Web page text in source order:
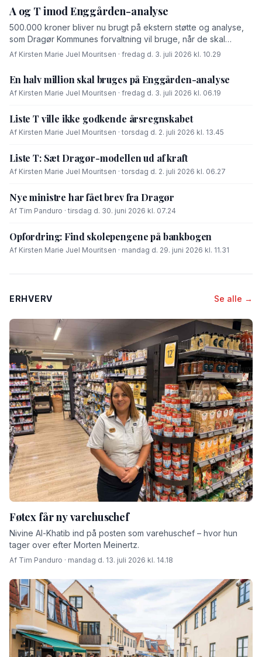
A og T imod Enggården-analyse
500.000 kroner bliver nu brugt på ekstern støtte og analyse,
som Dragør Kommunes forvaltning vil bruge, når de skal
forhandle med OK-fonden om en driftsoverenskomst for
Af Kirsten Marie Juel Mouritsen · fredag d. 3. juli 2026 kl. 10.29
En halv million skal bruges på Enggården-analyse
Af Kirsten Marie Juel Mouritsen · fredag d. 3. juli 2026 kl. 06.19
Liste T ville ikke godkende årsregnskabet
Af Kirsten Marie Juel Mouritsen · torsdag d. 2. juli 2026 kl. 13.45
Liste T: Sæt Dragør-modellen ud af kraft
Af Kirsten Marie Juel Mouritsen · torsdag d. 2. juli 2026 kl. 06.27
Nye ministre har fået brev fra Dragør
Af Tim Panduro · tirsdag d. 30. juni 2026 kl. 07.24
Opfordring: Find skolepengene på bankbogen
Af Kirsten Marie Juel Mouritsen · mandag d. 29. juni 2026 kl. 11.31
ERHVERV Se alle →
Føtex får ny varehuschef
Nivine Al-Khatib ind på posten som varehuschef – hvor hun
tager over efter Morten Meinertz.
Af Tim Panduro · mandag d. 13. juli 2026 kl. 14.18